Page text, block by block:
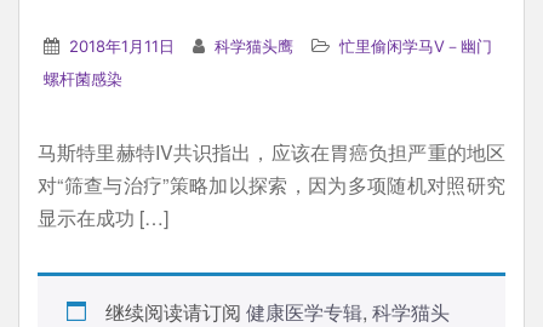
2018年1月11日 科学猫头鹰
忙里偷闲学马V－幽门
螺杆菌感染
马斯特里赫特IV共识指出，应该在胃癌负担严重的地区
对“筛查与治疗”策略加以探索，因为多项随机对照研究
显示在成功 […]
继续阅读请订阅 健康医学专辑, 科学猫头